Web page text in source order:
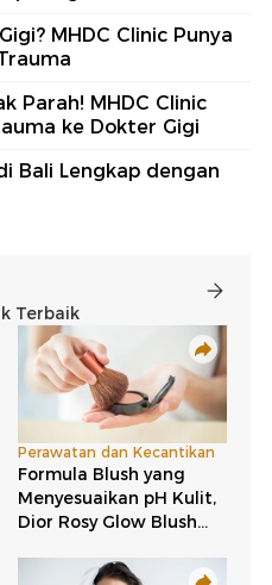
MHDC Clinic Punya
Parah! MHDC Clinic
ke Dokter Gigi
Bali Lengkap dengan